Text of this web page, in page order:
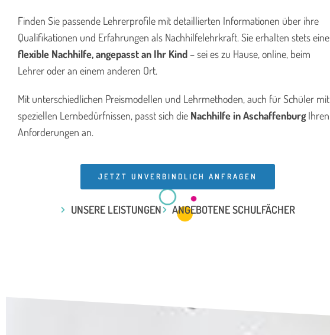
Finden Sie passende Lehrerprofile mit detaillierten Informationen über ihre
Qualifikationen und Erfahrungen als Nachhilfelehrkraft. Sie erhalten stets eine
flexible Nachhilfe, angepasst an Ihr Kind – sei es zu Hause, online, beim
Lehrer oder an einem anderen Ort.
Mit unterschiedlichen Preismodellen und Lehrmethoden, auch für Schüler mit
speziellen Lernbedürfnissen, passt sich die Nachhilfe in Aschaffenburg Ihren
Anforderungen an.
JETZT UNVERBINDLICH ANFRAGEN
UNSERE LEISTUNGEN ANGEBOTENE SCHULFÄCHER